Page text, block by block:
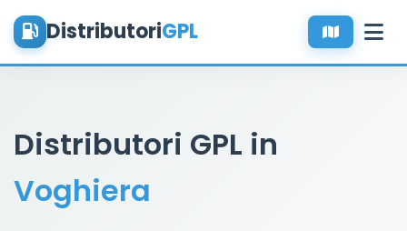
DistributoriGPL
Distributori GPL in
Voghiera